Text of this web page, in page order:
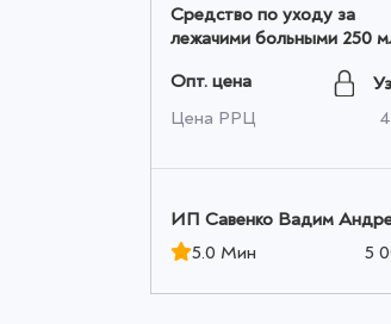
Средство по уходу за
лежачими больными 250
Опт. цена
Цена РРЦ
ИП Савенко Вадим
5.0 Мин
5